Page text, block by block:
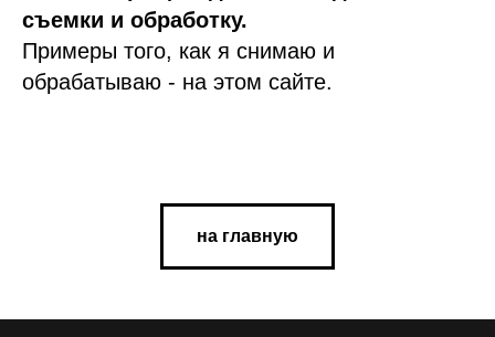
съемки и обработку.
Примеры того, как я снимаю и
обрабатываю - на этом сайте.
на главную